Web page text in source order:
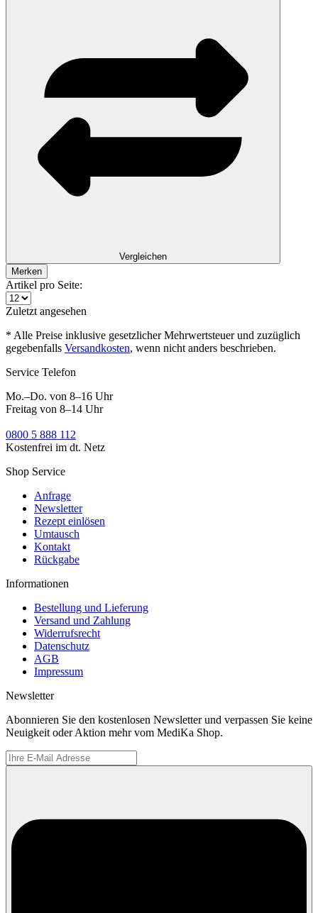
Vergleichen
Merken
Artikel pro Seite:
Zuletzt angesehen
* Alle Preise inklusive gesetzlicher Mehrwertsteuer und zuzüglich
gegebenfalls Versandkosten, wenn nicht anders beschrieben.
Service Telefon
Mo.–Do. von 8–16 Uhr
Freitag von 8–14 Uhr
0800 5 888 112
Kostenfrei im dt. Netz
Shop Service
Anfrage
Newsletter
Rezept einlösen
Umtausch
Kontakt
Rückgabe
Informationen
Bestellung und Lieferung
Versand und Zahlung
Widerrufsrecht
Datenschutz
AGB
Impressum
Newsletter
Abonnieren Sie den kostenlosen Newsletter und verpassen Sie keine
Neuigkeit oder Aktion mehr vom MediKa Shop.